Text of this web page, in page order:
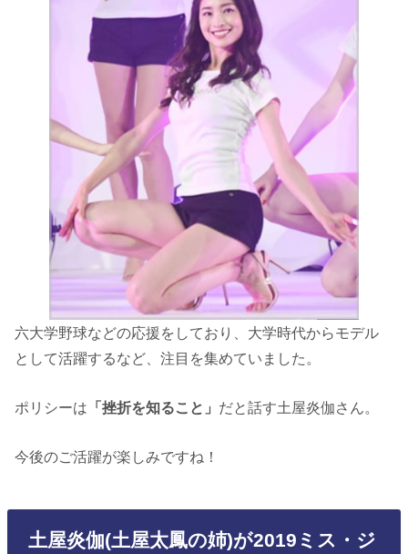
六大学野球などの応援をしており、大学時代からモデル
として活躍するなど、注目を集めていました。
ポリシーは 「挫折を知ること」 だと話す土屋炎伽さん。
今後のご活躍が楽しみですね！
土屋炎伽(土屋太鳳の姉)が2019ミス・ジ